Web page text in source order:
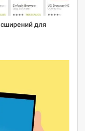
для